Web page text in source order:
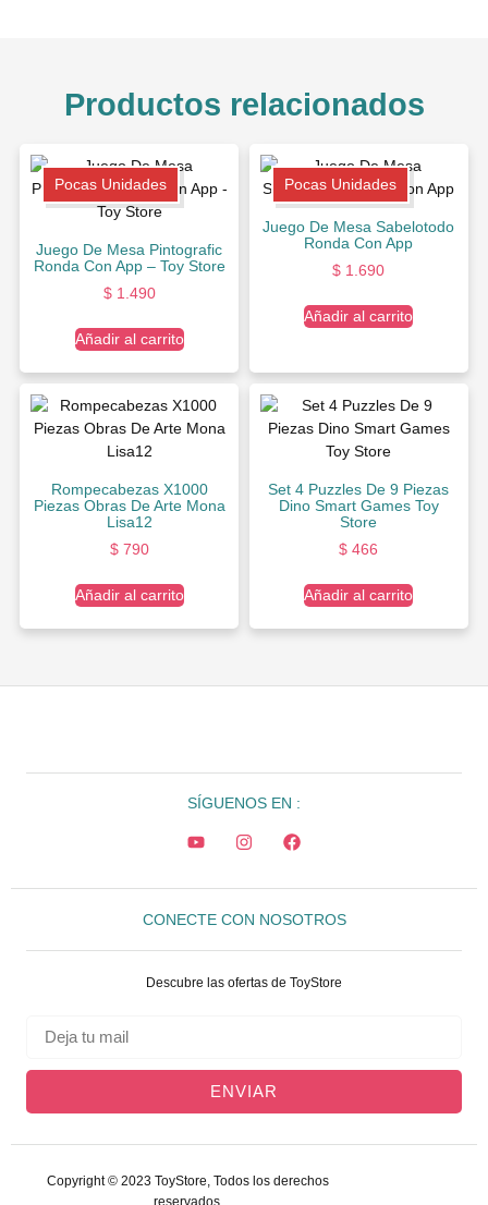
Productos relacionados
Pocas Unidades
Juego De Mesa Pintografic
Ronda Con App – Toy Store
$1.490
Añadir al carrito
Pocas Unidades
Juego De Mesa Sabelotodo
Ronda Con App
$ 1.690
Añadir al carrito
Rompecabezas X1000
Piezas Obras De Arte Mona
Lisa12
$790
Añadir al carrito
Set 4 Puzzles De 9 Piezas
Dino Smart Games Toy
Store
$ 466
Añadir al carrito
SÍGUENOS EN :
CONECTE CON NOSOTROS
Descubre las ofertas de ToyStore
ENVIAR
Copyright © 2023 ToyStore, Todos los derechos
reservados.